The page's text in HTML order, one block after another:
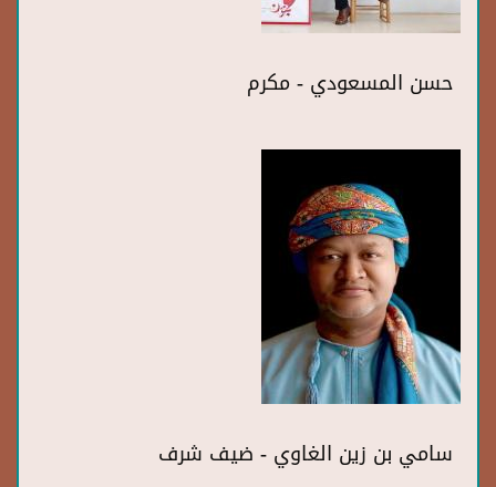
حسن المسعودي - مكرم
سامي بن زين الغاوي - ضيف شرف